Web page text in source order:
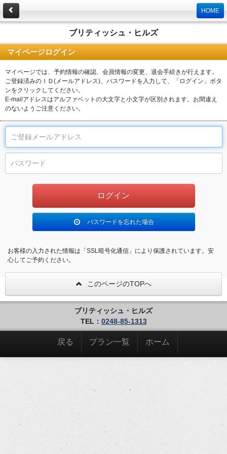
HOME
ブリティッシュ・ヒルズ
マイページログイン
マイページでは、予約情報の確認、会員情報の変更、退会手続きが行えます。
ご登録済みのＩＤ(メールアドレス)、パスワードを入力して、「ログイン」ボタ
ンをクリックしてください。
E-mailアドレスはアルファベットの大文字と小文字が区別されます。お間違え
のないようご注意ください。
パスワードを忘れた場合
お客様の入力された情報は「SSL暗号化通信」により保護されています。安
心してご予約ください。
このページのTOPへ
ブリティッシュ・ヒルズ
TEL： 0248-85-1313
戻る プラン一覧 ホーム